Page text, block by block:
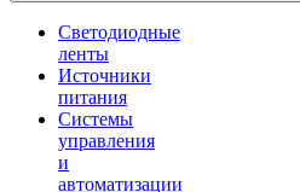
Светодиодные
ленты
Источники
питания
Системы
управления
и
автоматизации